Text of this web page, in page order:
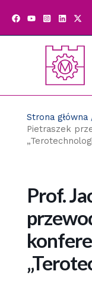
Strona główna
Pietraszek
Prof.